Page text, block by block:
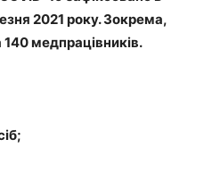
2021 року. Зокрема,
медпрацівників.